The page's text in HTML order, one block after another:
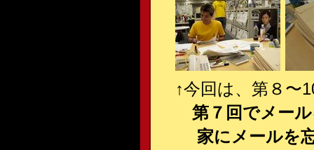
↑今回は、第８〜
第７回でメー
家にメールを